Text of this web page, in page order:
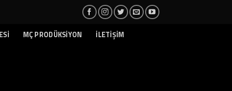
MÇ PRODÜKSİYON İLETİŞİM